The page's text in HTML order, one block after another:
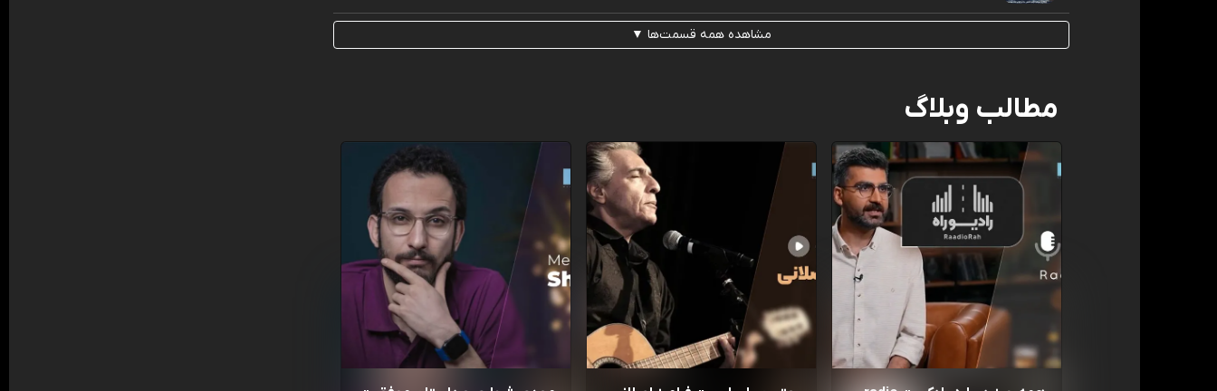
مشاهده همه قسمت‌ها ▼
مطالب وبلاگ